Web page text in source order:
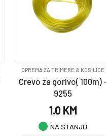
OPREMA ZA TRIMERE & KOSILICE
Crevo za gorivo( 100m) -
9255
1.0 KM
NA STANJU